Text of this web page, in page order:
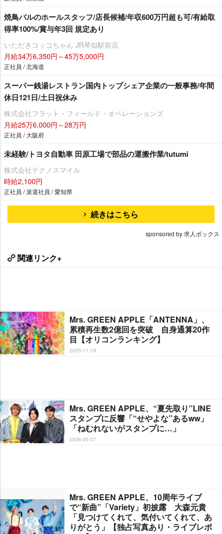
焼鳥バルのホールスタッフ/店長候補/年収600万円超も可/有給取
得率100%/賞与年3回 規定あり
いただきコッコちゃん JR琴似駅前店
月給34万6,350円～45万5,000円
正社員 / 北海道
スーパー銭湯レストラン国内トップシェア企業の一般事務/年間
休日121日/土日祝休み
株式会社フラット・フィールド・オペレーションズ
月給25万6,000円～28万円
正社員 / 大阪府
未経験/トヨタ自動車 田原工場で部品の運搬作業/tutumi
株式会社テクノスマイル
時給2,100円
正社員 / 派遣社員 / 愛知県
続きはこちら
sponsored by 求人ボックス
関連リンク+
Mrs. GREEN APPLE「ANTENNA」、
累積再生数2億回を突破 自身通算20作
目【オリコンランキング】
2025-11-19
Mrs. GREEN APPLE、“夏先取り”LINE
スタンプに反響「“せやよな”あるww」
「ねむれないがスタンプに…」
2026-05-27
Mrs. GREEN APPLE、10周年ライブ
で“新曲”「Variety」初披露 大森元貴
「見つけてくれて、気付いてくれて、あ
りがとう」【独占写真あり・ライブレポ